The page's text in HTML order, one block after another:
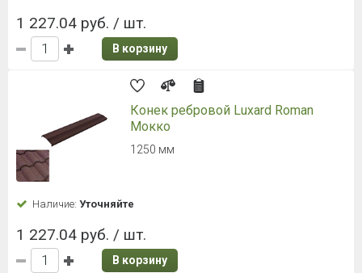
1 227.04 руб. / шт.
В корзину
Конек ребровой Luxard Roman
Мокко
1250 мм
Наличие: Уточняйте
1 227.04 руб. / шт.
В корзину